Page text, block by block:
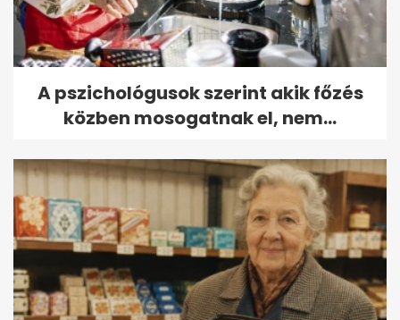
A pszichológusok szerint akik főzés
közben mosogatnak el, nem...